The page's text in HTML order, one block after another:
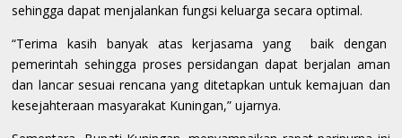
sehingga dapat menjalankan fungsi keluarga secara optimal.
“Terima kasih banyak atas kerjasama yang baik dengan
pemerintah sehingga proses persidangan dapat berjalan aman
dan lancar sesuai rencana yang ditetapkan untuk kemajuan dan
kesejahteraan masyarakat Kuningan,” ujarnya.